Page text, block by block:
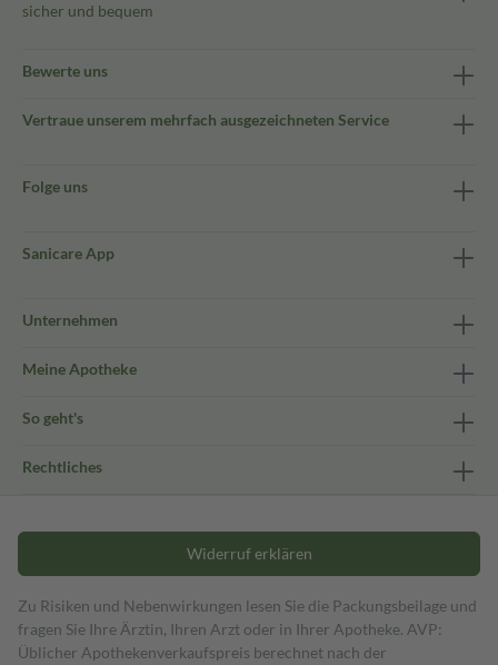
sicher und bequem
Bewerte uns
Vertraue unserem mehrfach ausgezeichneten Service
Folge uns
Sanicare App
Unternehmen
Meine Apotheke
So geht's
Rechtliches
Widerruf erklären
Zu Risiken und Nebenwirkungen lesen Sie die Packungsbeilage und
fragen Sie Ihre Ärztin, Ihren Arzt oder in Ihrer Apotheke. AVP:
Üblicher Apothekenverkaufspreis berechnet nach der